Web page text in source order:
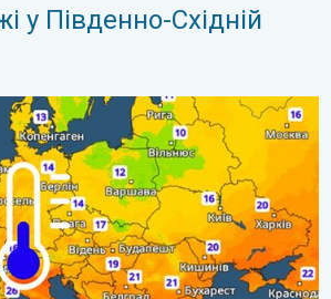
у Південно-Східній
ночі. Дихати стане легше. . .